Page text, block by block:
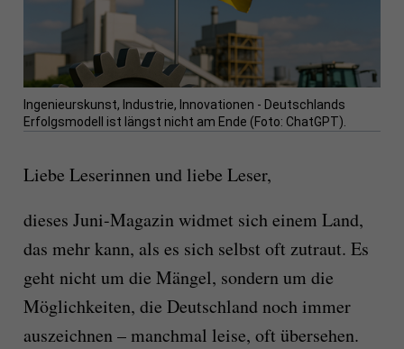
Ingenieurskunst, Industrie, Innovationen - Deutschlands
Erfolgsmodell ist längst nicht am Ende (Foto: ChatGPT).
Liebe Leserinnen und liebe Leser,
dieses Juni-Magazin widmet sich einem Land,
das mehr kann, als es sich selbst oft zutraut. Es
geht nicht um die Mängel, sondern um die
Möglichkeiten, die Deutschland noch immer
auszeichnen – manchmal leise, oft übersehen.